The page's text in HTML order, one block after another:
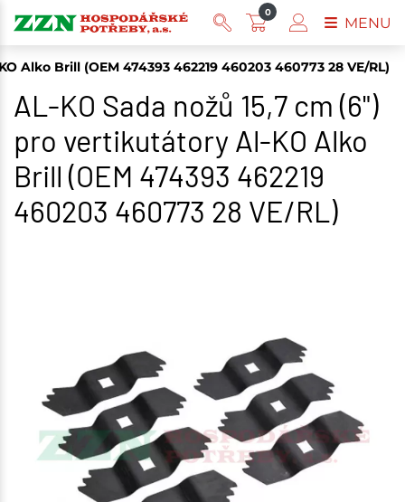
Alko Brill (OEM 474393 462219 460203 460773 28 VE/RL)
AL-KO Sada nožů 15,7 cm (6")
pro vertikutátory Al-KO Alko
Brill (OEM 474393 462219
460203 460773 28 VE/RL)
0
MENU